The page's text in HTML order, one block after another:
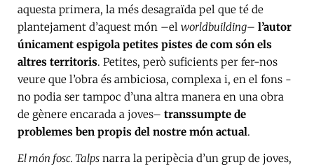
aquesta primera, la més desagraïda pel que té de
plantejament d’aquest món –el worldbuilding– l’autor
únicament espigola petites pistes de com són els
altres territoris. Petites, però suficients per fer-nos
veure que l’obra és ambiciosa, complexa i, en el fons -
no podia ser tampoc d’una altra manera en una obra
de gènere encarada a joves– transsumpte de
problemes ben propis del nostre món actual.
El món fosc. Talps narra la peripècia d’un grup de joves,